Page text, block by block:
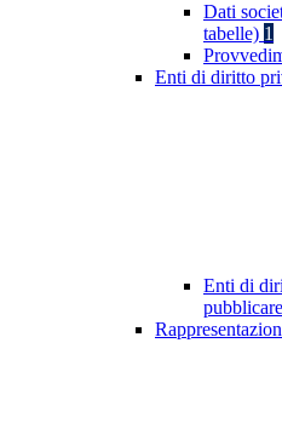
Dati
tabelle) 1
Enti di diritto
Enti di